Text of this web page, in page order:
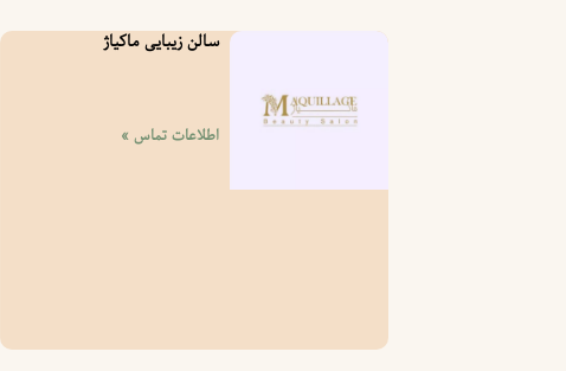
سالن زیبایی ماکیاژ
اطلاعات تماس »